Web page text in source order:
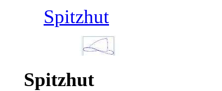
Spitzhut
Spitzhut